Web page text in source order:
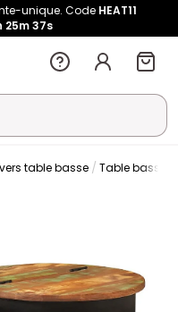
unique. Code HEAT11
25m37s
table basse Table basse